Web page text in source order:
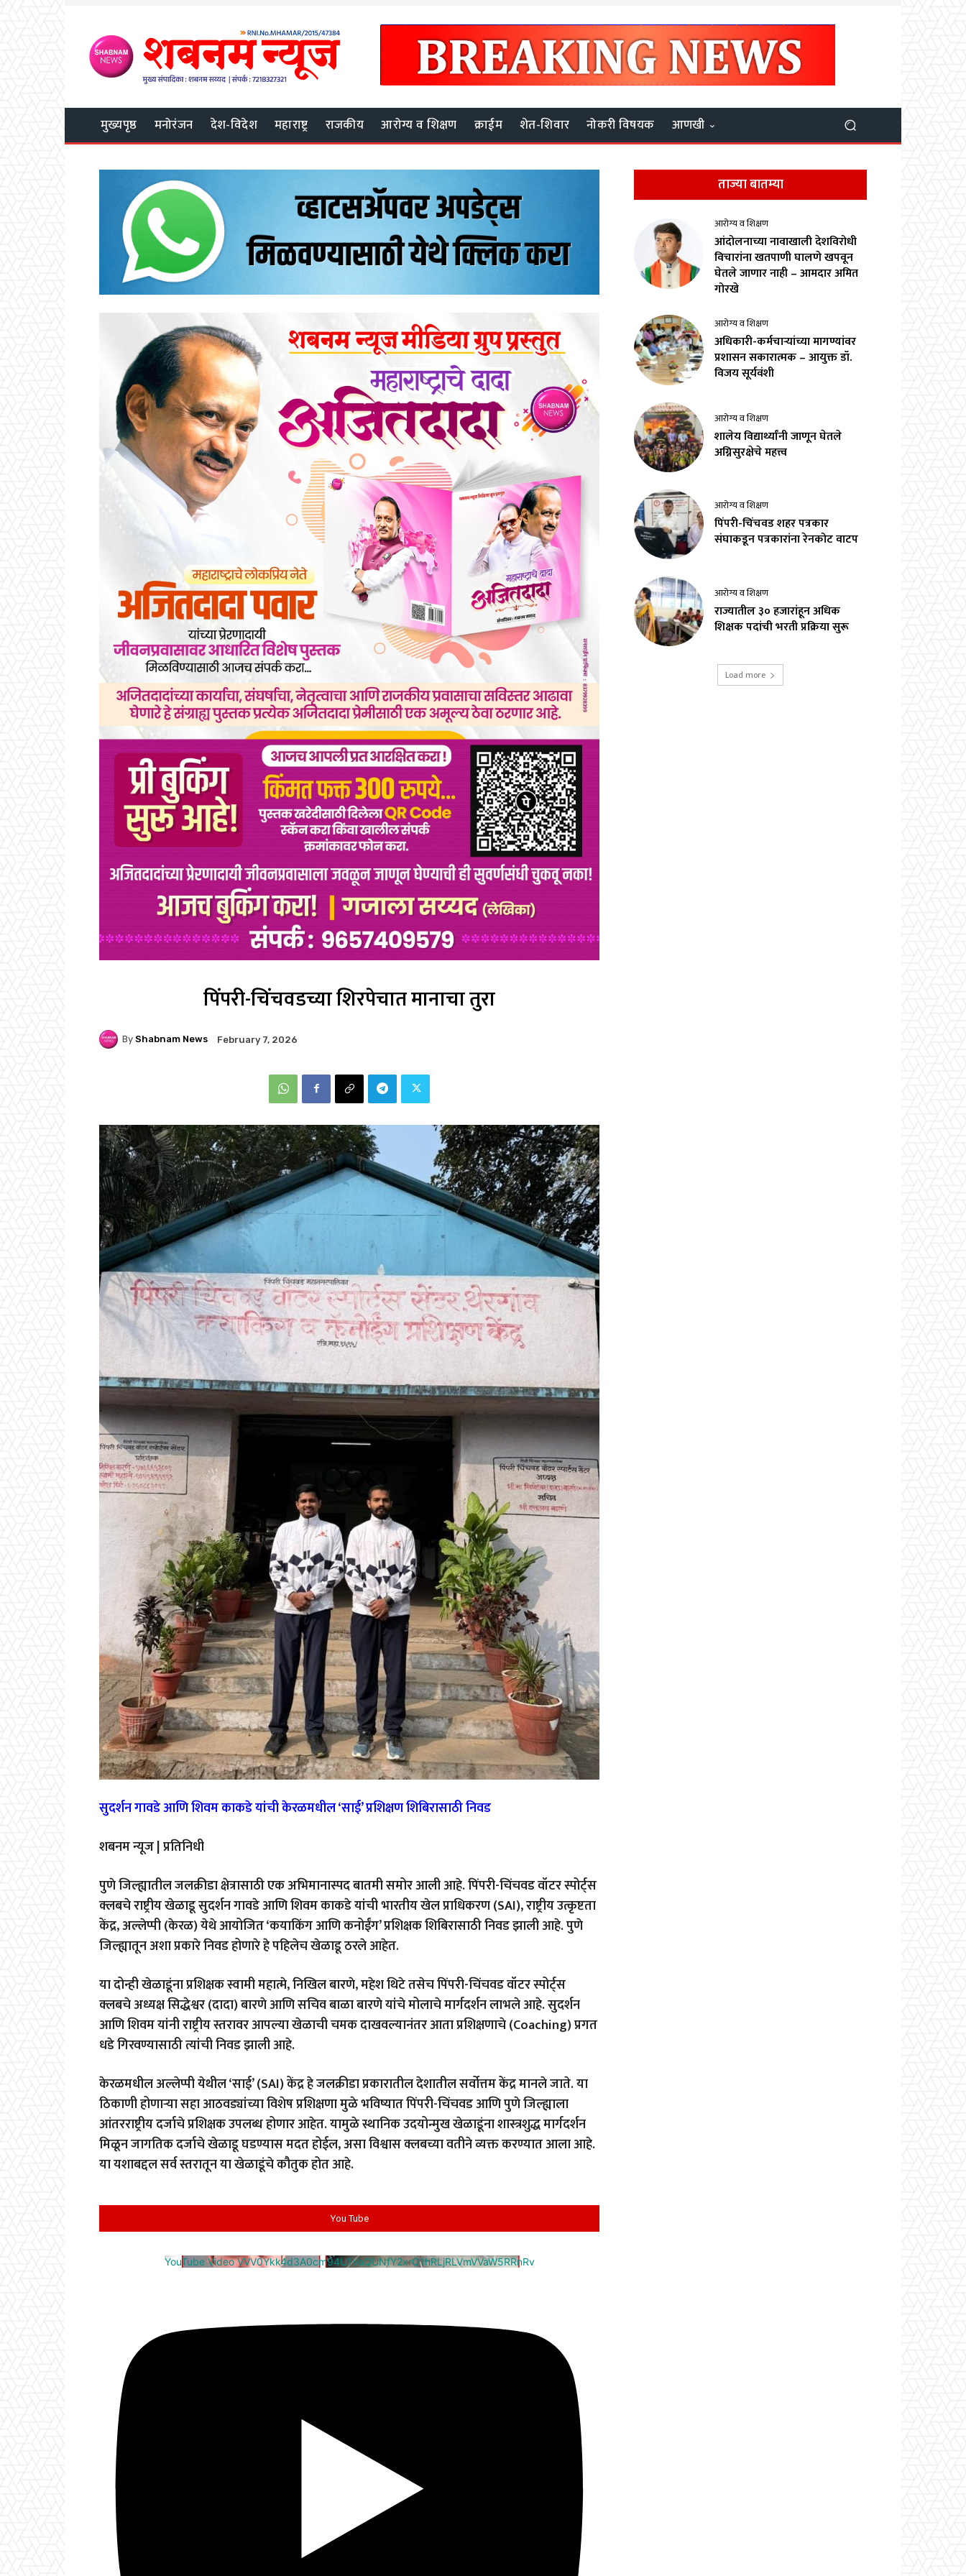
मुख्यपृष्ठ मनोरंजन देश-विदेश महाराष्ट्र राजकीय आरोग्य व शिक्षण क्राईम शेत-शिवार नोकरी विषयक आणखी
पिंपरी-चिंचवडच्या शिरपेचात मानाचा तुरा
By Shabnam News February 7, 2026
सुदर्शन गावडे आणि शिवम काकडे यांची केरळमधील ‘साई’ प्रशिक्षण शिबिरासाठी निवड
शबनम न्यूज | प्रतिनिधी
पुणे जिल्ह्यातील जलक्रीडा क्षेत्रासाठी एक अभिमानास्पद बातमी समोर आली आहे. पिंपरी-चिंचवड वॉटर स्पोर्ट्स
क्लबचे राष्ट्रीय खेळाडू सुदर्शन गावडे आणि शिवम काकडे यांची भारतीय खेल प्राधिकरण (SAI), राष्ट्रीय उत्कृष्टता
केंद्र, अल्लेप्पी (केरळ) येथे आयोजित ‘कयाकिंग आणि कनोईंग’ प्रशिक्षक शिबिरासाठी निवड झाली आहे. पुणे
जिल्ह्यातून अशा प्रकारे निवड होणारे हे पहिलेच खेळाडू ठरले आहेत.
या दोन्ही खेळाडूंना प्रशिक्षक स्वामी महात्मे, निखिल बारणे, महेश थिटे तसेच पिंपरी-चिंचवड वॉटर स्पोर्ट्स
क्लबचे अध्यक्ष सिद्धेश्वर (दादा) बारणे आणि सचिव बाळा बारणे यांचे मोलाचे मार्गदर्शन लाभले आहे. सुदर्शन
आणि शिवम यांनी राष्ट्रीय स्तरावर आपल्या खेळाची चमक दाखवल्यानंतर आता प्रशिक्षणाचे (Coaching) प्रगत
धडे गिरवण्यासाठी त्यांची निवड झाली आहे.
केरळमधील अल्लेप्पी येथील ‘साई’ (SAI) केंद्र हे जलक्रीडा प्रकारातील देशातील सर्वोत्तम केंद्र मानले जाते. या
ठिकाणी होणाऱ्या सहा आठवड्यांच्या विशेष प्रशिक्षणा मुळे भविष्यात पिंपरी-चिंचवड आणि पुणे जिल्ह्याला
आंतरराष्ट्रीय दर्जाचे प्रशिक्षक उपलब्ध होणार आहेत. यामुळे स्थानिक उदयोन्मुख खेळाडूंना शास्त्रशुद्ध मार्गदर्शन
मिळून जागतिक दर्जाचे खेळाडू घडण्यास मदत होईल, असा विश्वास क्लबच्या वतीने व्यक्त करण्यात आला आहे.
या यशाबद्दल सर्व स्तरातून या खेळाडूंचे कौतुक होत आहे.
You Tube
YouTube Video VVV0Ykk4d3A0cm94U1VaQUNfY2xrQ1hRLjRLVmVVaW5RRnRv
ताज्या बातम्या
आरोग्य व शिक्षण
आंदोलनाच्या नावाखाली देशविरोधी
विचारांना खतपाणी घालणे खपवून
घेतले जाणार नाही – आमदार अमित
गोरखे
आरोग्य व शिक्षण
अधिकारी-कर्मचाऱ्यांच्या मागण्यांवर
प्रशासन सकारात्मक – आयुक्त डॉ.
विजय सूर्यवंशी
आरोग्य व शिक्षण
शालेय विद्यार्थ्यांनी जाणून घेतले
अग्निसुरक्षेचे महत्त्व
आरोग्य व शिक्षण
पिंपरी-चिंचवड शहर पत्रकार
संघाकडून पत्रकारांना रेनकोट वाटप
आरोग्य व शिक्षण
राज्यातील ३० हजारांहून अधिक
शिक्षक पदांची भरती प्रक्रिया सुरू
Load more